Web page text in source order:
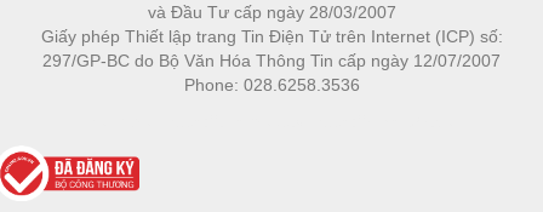
và Đầu Tư cấp ngày 28/03/2007
Giấy phép Thiết lập trang Tin Điện Tử trên Internet (ICP) số:
297/GP-BC do Bộ Văn Hóa Thông Tin cấp ngày 12/07/2007
Phone: 028.6258.3536